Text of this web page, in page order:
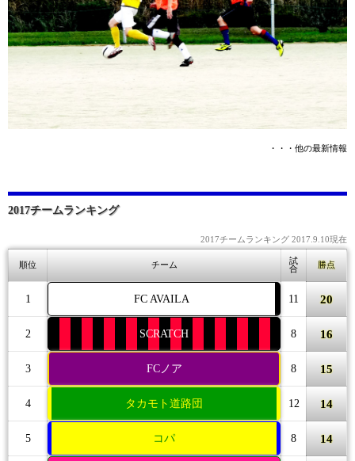
・・・他の最新情報
2017チームランキング
2017チームランキング 2017.9.10現在
順位 チーム
試
合
勝点
1 FC AVAILA 11 20
2 SCRATCH 8 16
3 FCノア 8 15
4 タカモト道路団 12 14
5 コパ 8 14